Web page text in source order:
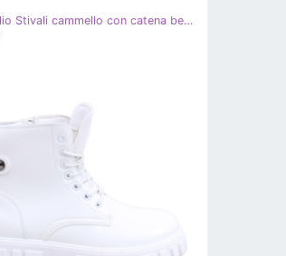
PA1 Luglio Stivali cammello con catena beige